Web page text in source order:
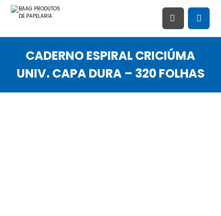
CADERNO ESPIRAL CRICIÚMA
UNIV. CAPA DURA – 320 FOLHAS